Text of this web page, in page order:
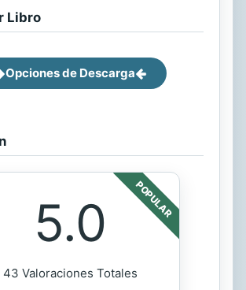
Libro
Opciones de Descarga
POPULAR
5.0
43 Valoraciones Totales